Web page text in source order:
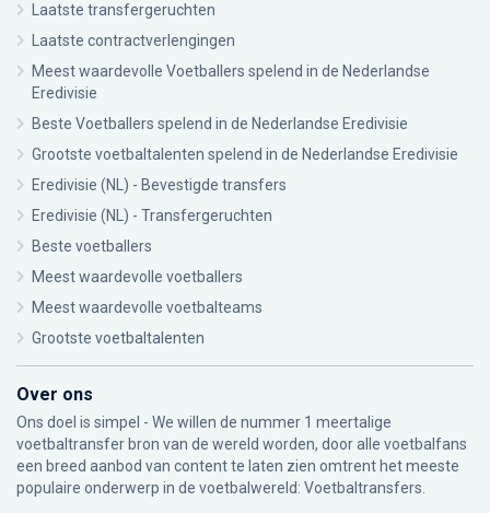
Laatste transfergeruchten
Laatste contractverlengingen
Meest waardevolle Voetballers spelend in de Nederlandse
Eredivisie
Beste Voetballers spelend in de Nederlandse Eredivisie
Grootste voetbaltalenten spelend in de Nederlandse Eredivisie
Eredivisie (NL) - Bevestigde transfers
Eredivisie (NL) - Transfergeruchten
Beste voetballers
Meest waardevolle voetballers
Meest waardevolle voetbalteams
Grootste voetbaltalenten
Over ons
Ons doel is simpel - We willen de nummer 1 meertalige
voetbaltransfer bron van de wereld worden, door alle voetbalfans
een breed aanbod van content te laten zien omtrent het meeste
populaire onderwerp in de voetbalwereld: Voetbaltransfers.